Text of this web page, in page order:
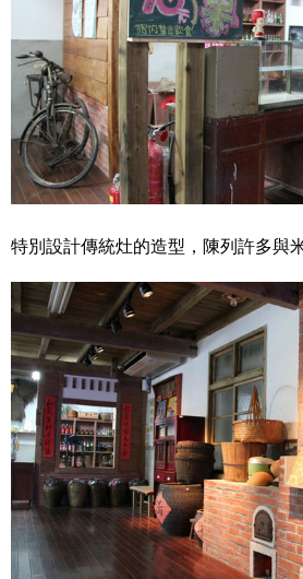
特別設計傳統灶的造型，陳列許多與